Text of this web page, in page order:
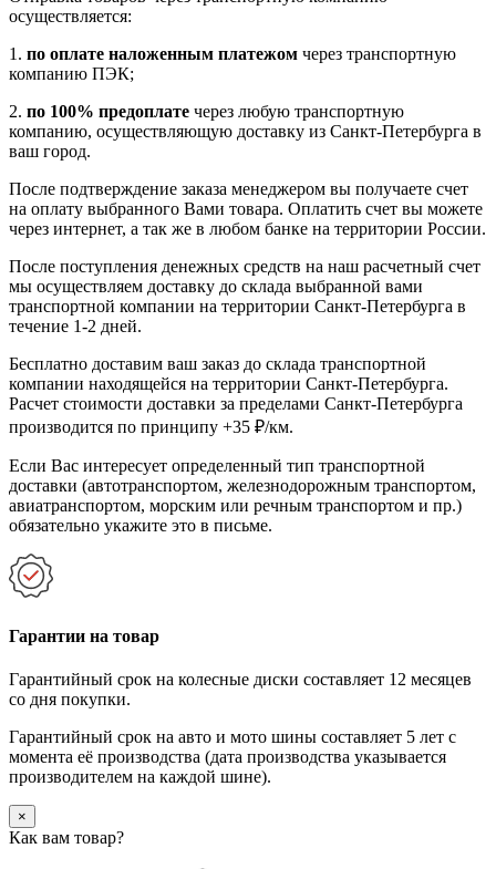
осуществляется:
1. по оплате наложенным платежом через транспортную
компанию ПЭК;
2. по 100% предоплате через любую транспортную
компанию, осуществляющую доставку из Санкт-Петербурга в
ваш город.
После подтверждение заказа менеджером вы получаете счет
на оплату выбранного Вами товара. Оплатить счет вы можете
через интернет, а так же в любом банке на территории России.
После поступления денежных средств на наш расчетный счет
мы осуществляем доставку до склада выбранной вами
транспортной компании на территории Санкт-Петербурга в
течение 1-2 дней.
Бесплатно доставим ваш заказ до склада транспортной
компании находящейся на территории Санкт-Петербурга.
Расчет стоимости доставки за пределами Санкт-Петербурга
производится по принципу +35 ₽/км.
Если Вас интересует определенный тип транспортной
доставки (автотранспортом, железнодорожным транспортом,
авиатранспортом, морским или речным транспортом и пр.)
обязательно укажите это в письме.
Гарантии на товар
Гарантийный срок на колесные диски составляет 12 месяцев
со дня покупки.
Гарантийный срок на авто и мото шины составляет 5 лет с
момента её производства (дата производства указывается
производителем на каждой шине).
×
Как вам товар?